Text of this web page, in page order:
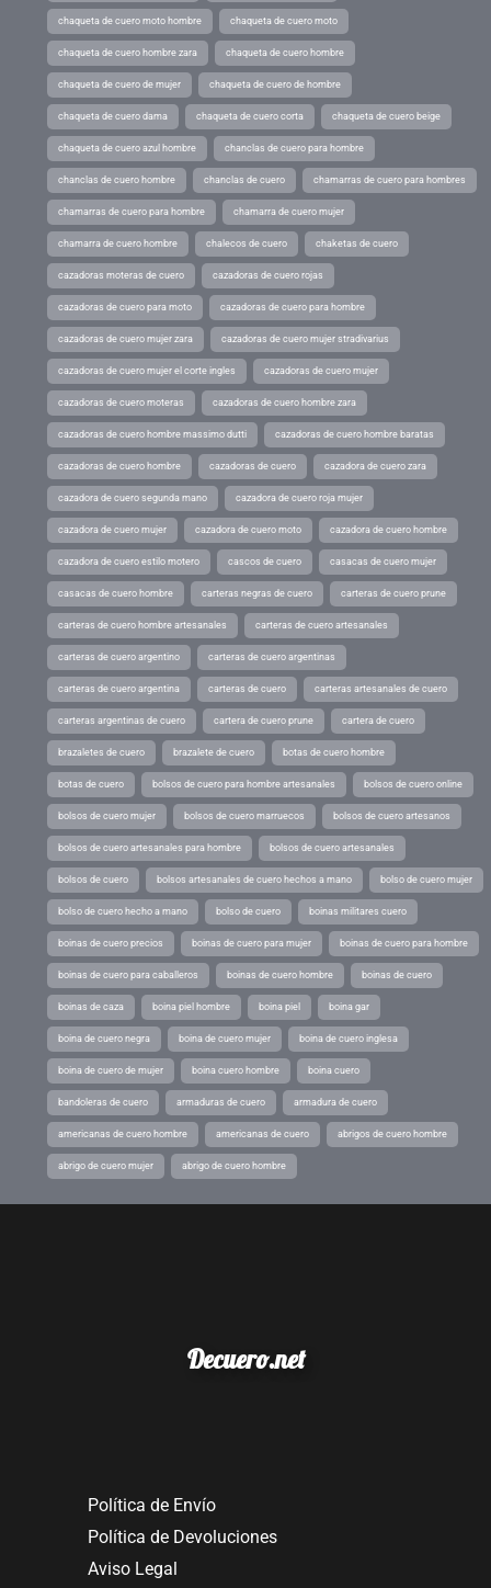
chaqueta de cuero moto hombre chaqueta de cuero moto
chaqueta de cuero hombre zara chaqueta de cuero hombre
chaqueta de cuero de mujer chaqueta de cuero de hombre
chaqueta de cuero dama chaqueta de cuero corta chaqueta de cuero beige
chaqueta de cuero azul hombre chanclas de cuero para hombre
chanclas de cuero hombre chanclas de cuero chamarras de cuero para hombres
chamarras de cuero para hombre chamarra de cuero mujer
chamarra de cuero hombre chalecos de cuero chaketas de cuero
cazadoras moteras de cuero cazadoras de cuero rojas
cazadoras de cuero para moto cazadoras de cuero para hombre
cazadoras de cuero mujer zara cazadoras de cuero mujer stradivarius
cazadoras de cuero mujer el corte ingles cazadoras de cuero mujer
cazadoras de cuero moteras cazadoras de cuero hombre zara
cazadoras de cuero hombre massimo dutti cazadoras de cuero hombre baratas
cazadoras de cuero hombre cazadoras de cuero cazadora de cuero zara
cazadora de cuero segunda mano cazadora de cuero roja mujer
cazadora de cuero mujer cazadora de cuero moto cazadora de cuero hombre
cazadora de cuero estilo motero cascos de cuero casacas de cuero mujer
casacas de cuero hombre carteras negras de cuero carteras de cuero prune
carteras de cuero hombre artesanales carteras de cuero artesanales
carteras de cuero argentino carteras de cuero argentinas
carteras de cuero argentina carteras de cuero carteras artesanales de cuero
carteras argentinas de cuero cartera de cuero prune cartera de cuero
brazaletes de cuero brazalete de cuero botas de cuero hombre
botas de cuero bolsos de cuero para hombre artesanales bolsos de cuero online
bolsos de cuero mujer bolsos de cuero marruecos bolsos de cuero artesanos
bolsos de cuero artesanales para hombre bolsos de cuero artesanales
bolsos de cuero bolsos artesanales de cuero hechos a mano bolso de cuero mujer
bolso de cuero hecho a mano bolso de cuero boinas militares cuero
boinas de cuero precios boinas de cuero para mujer boinas de cuero para hombre
boinas de cuero para caballeros boinas de cuero hombre boinas de cuero
boinas de caza boina piel hombre boina piel boina gar
boina de cuero negra boina de cuero mujer boina de cuero inglesa
boina de cuero de mujer boina cuero hombre boina cuero
bandoleras de cuero armaduras de cuero armadura de cuero
americanas de cuero hombre americanas de cuero abrigos de cuero hombre
abrigo de cuero mujer abrigo de cuero hombre
Decuero.net
Política de Envío
Política de Devoluciones
Aviso Legal